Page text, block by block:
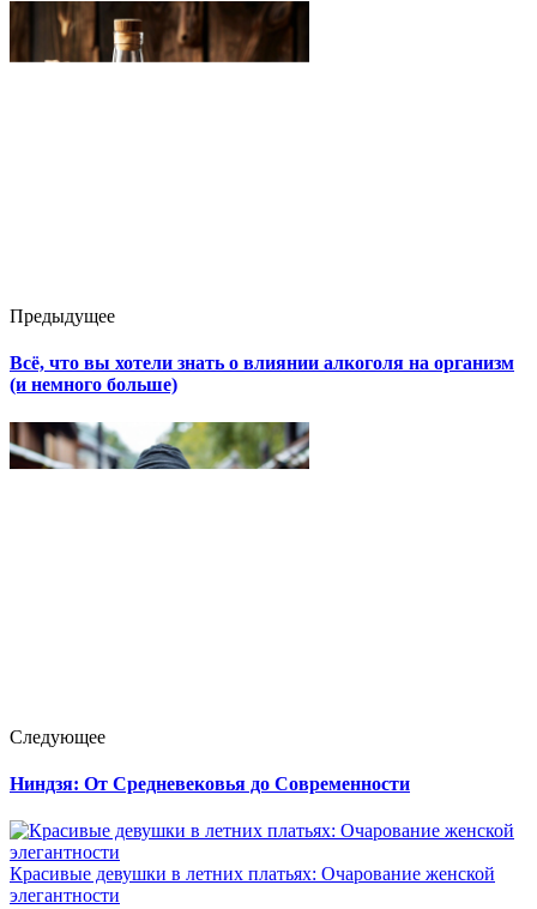
Предыдущее
Всё, что вы хотели знать о влиянии алкоголя на организм
(и немного больше)
Следующее
Ниндзя: От Средневековья до Современности
Красивые девушки в летних платьях: Очарование женской
элегантности